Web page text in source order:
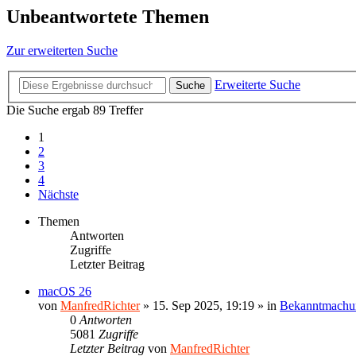
Unbeantwortete Themen
Zur erweiterten Suche
Suche
Erweiterte Suche
Die Suche ergab 89 Treffer
1
2
3
4
Nächste
Themen
Antworten
Zugriffe
Letzter Beitrag
macOS 26
von ManfredRichter» 15. Sep 2025, 19:19 » in
0 Antworten
5081 Zugriffe
Letzter Beitrag von ManfredRichter